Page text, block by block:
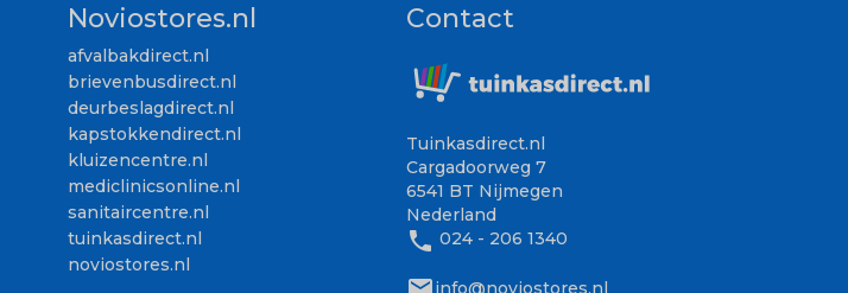
Noviostores.nl
afvalbakdirect.nl
brievenbusdirect.nl
deurbeslagdirect.nl
kapstokkendirect.nl
kluizencentre.nl
mediclinicsonline.nl
sanitaircentre.nl
tuinkasdirect.nl
noviostores.nl
Contact
Tuinkasdirect.nl
Cargadoorweg 7
6541 BT Nijmegen
Nederland
phone 024 - 206 1340
info@noviostores.nl